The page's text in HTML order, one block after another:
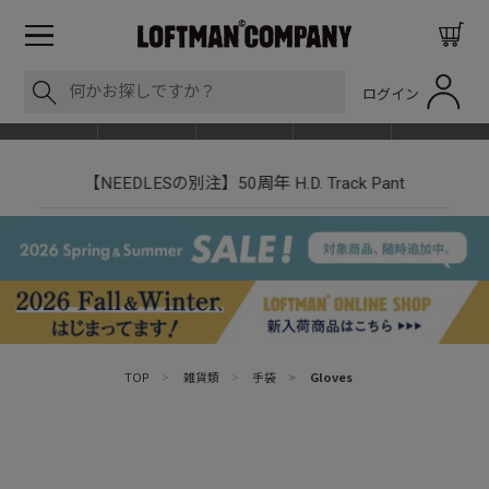
ログイン
【NEEDLESの別注】50周年 H.D. Track Pant
TOP > 雑貨類 > 手袋 > Gloves